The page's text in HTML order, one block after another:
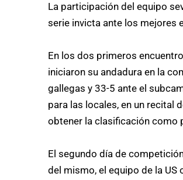
La participación del equipo
serie invicta ante los mejores
En los dos primeros
iniciaron su andadura en la
gallegas y 33-5 ante el
para las locales, en un recital
obtener la clasificación como
El segundo día de
del mismo, el equipo de la